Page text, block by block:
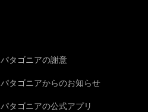
パタゴニアの謝意
パタゴニアからのお知らせ
パタゴニアの公式アプリ